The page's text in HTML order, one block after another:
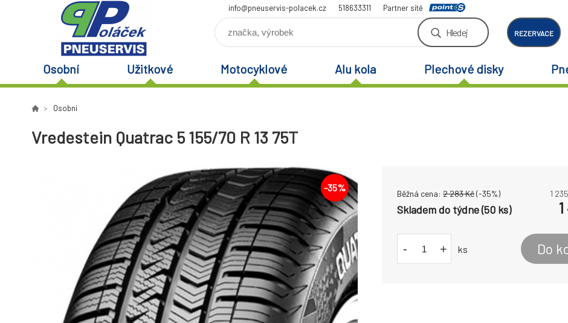
info@pneuservis-polacek.cz 518633311 Partner sítě
Hledej REZERVACE
Osobní Užitkové Motocyklové Alu kola Plechové disky
Osobní
Vredestein Quatrac 5 155/70 R 13 75T
-35%
Běžná cena: 2 283Kč(-35%) 1 235
Skladem do týdne (50 ks)
- + ks Do